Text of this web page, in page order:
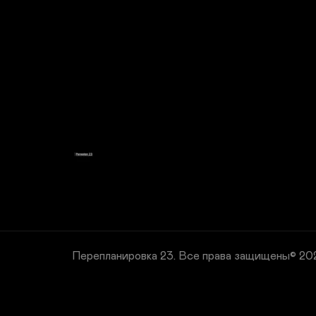
Перепланировка 23. Все права защищены©